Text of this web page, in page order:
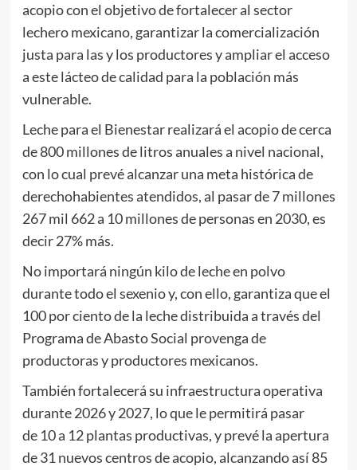
acopio con el objetivo de fortalecer al sector
lechero mexicano, garantizar la comercialización
justa para las y los productores y ampliar el acceso
a este lácteo de calidad para la población más
vulnerable.
Leche para el Bienestar realizará el acopio de cerca
de 800 millones de litros anuales a nivel nacional,
con lo cual prevé alcanzar una meta histórica de
derechohabientes atendidos, al pasar de 7 millones
267 mil 662 a 10 millones de personas en 2030, es
decir 27% más.
No importará ningún kilo de leche en polvo
durante todo el sexenio y, con ello, garantiza que el
100 por ciento de la leche distribuida a través del
Programa de Abasto Social provenga de
productoras y productores mexicanos.
También fortalecerá su infraestructura operativa
durante 2026 y 2027, lo que le permitirá pasar
de 10 a 12 plantas productivas, y prevé la apertura
de 31 nuevos centros de acopio, alcanzando así 85